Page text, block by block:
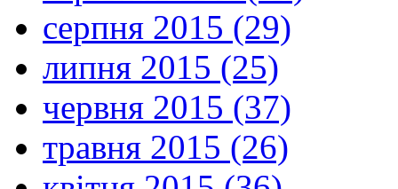
серпня 2015 (29)
липня 2015 (25)
червня 2015 (37)
травня 2015 (26)